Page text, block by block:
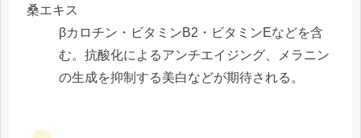
桑エキス
βカロチン・ビタミンB2・ビタミンEなどを含
む。抗酸化によるアンチエイジング、メラニン
の生成を抑制する美白などが期待される。